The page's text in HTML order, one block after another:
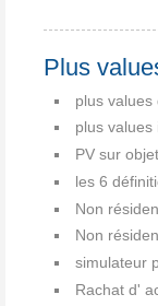
Plus
plus values
plus values
PV sur
les 6
Non
Non
simulateur
Rachat d'